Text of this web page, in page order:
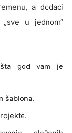
a dodaci
u jednom“
šta god vam je
šablona.